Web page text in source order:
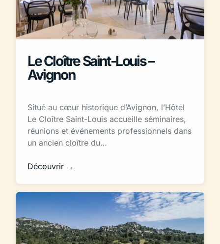
Le Cloître Saint-Louis –
Avignon
Situé au cœur historique d’Avignon, l’Hôtel
Le Cloître Saint-Louis accueille séminaires,
réunions et événements professionnels dans
un ancien cloître du…
Découvrir →